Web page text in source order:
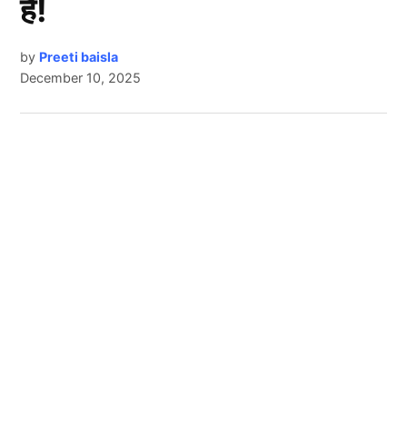
है!
by Preeti baisla
December 10, 2025